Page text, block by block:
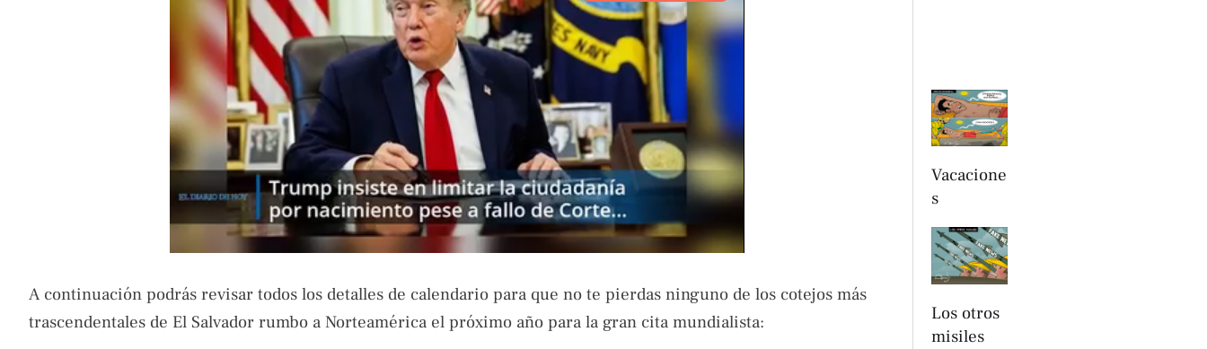
A continuación podrás revisar todos los detalles de calendario para que no te pierdas ninguno de los cotejos más
trascendentales de El Salvador rumbo a Norteamérica el próximo año para la gran cita mundialista:
Vacacione
s
Los otros
misiles